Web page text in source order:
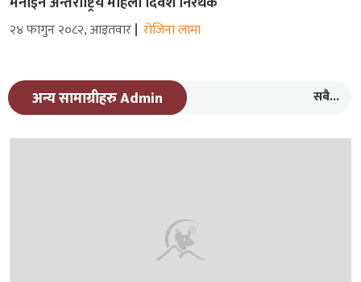
२४ फागुन २०८२, आइतवार रोजिना लामा
अन्य सामाग्रीहरु Admin सबै...